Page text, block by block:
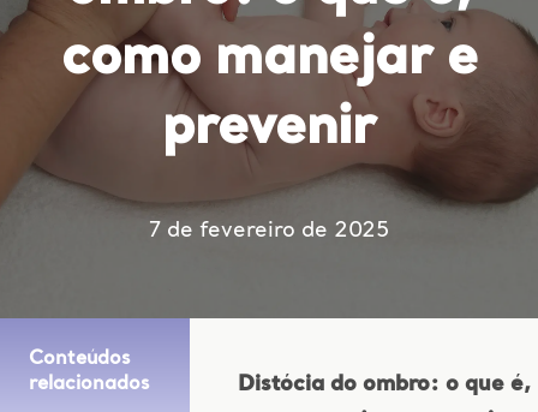
como manejar e
prevenir
7 de fevereiro de 2025
Conteúdos
relacionados
Distócia do ombro: o que é,